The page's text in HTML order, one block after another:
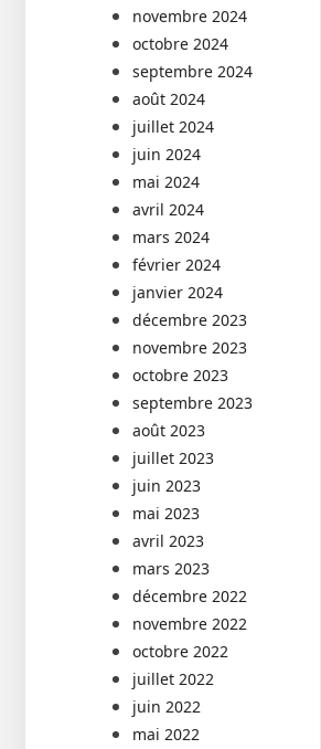
novembre 2024
octobre 2024
septembre 2024
août 2024
juillet 2024
juin 2024
mai 2024
avril 2024
mars 2024
février 2024
janvier 2024
décembre 2023
novembre 2023
octobre 2023
septembre 2023
août 2023
juillet 2023
juin 2023
mai 2023
avril 2023
mars 2023
décembre 2022
novembre 2022
octobre 2022
juillet 2022
juin 2022
mai 2022